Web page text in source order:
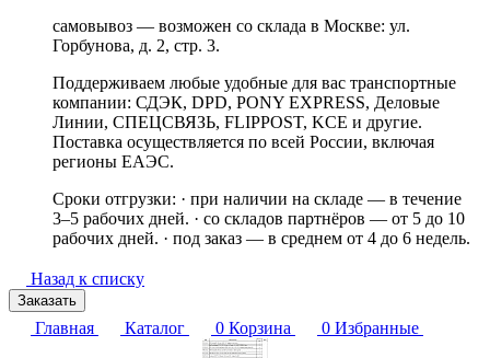
самовывоз — возможен со склада в Москве: ул.
Горбунова, д. 2, стр. 3.
Поддерживаем любые удобные для вас транспортные
компании: СДЭК, DPD, PONY EXPRESS, Деловые
Линии, СПЕЦСВЯЗЬ, FLIPPOST, KCE и другие.
Поставка осуществляется по всей России, включая
регионы ЕАЭС.
Сроки отгрузки: · при наличии на складе — в течение
3–5 рабочих дней. · со складов партнёров — от 5 до 10
рабочих дней. · под заказ — в среднем от 4 до 6 недель.
Назад к списку
Заказать
Главная Каталог 0 Корзина 0 Избранные